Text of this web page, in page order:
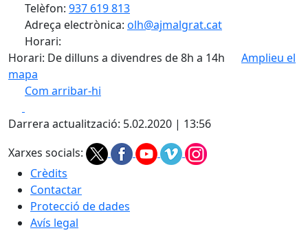
Telèfon: 937 619 813
Adreça electrònica: olh@ajmalgrat.cat
Horari:
Horari: De dilluns a divendres de 8h a 14h
Amplieu el
mapa
Com arribar-hi
+
Darrera actualització: 5.02.2020 | 13:56
Xarxes socials:
Crèdits
Contactar
Protecció de dades
Avís legal